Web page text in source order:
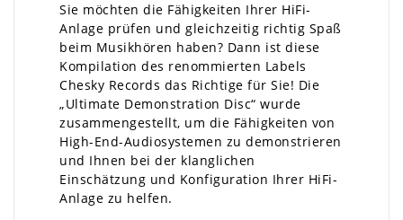
Sie möchten die Fähigkeiten Ihrer HiFi-
Anlage prüfen und gleichzeitig richtig Spaß
beim Musikhören haben? Dann ist diese
Kompilation des renommierten Labels
Chesky Records das Richtige für Sie! Die
„Ultimate Demonstration Disc“ wurde
zusammengestellt, um die Fähigkeiten von
High-End-Audiosystemen zu demonstrieren
und Ihnen bei der klanglichen
Einschätzung und Konfiguration Ihrer HiFi-
Anlage zu helfen.